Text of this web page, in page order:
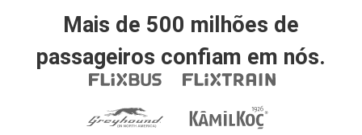
Mais de 500 milhões de
passageiros confiam em nós.